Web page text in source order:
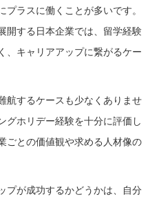
ラスに働くことが多いです。
開する日本企業では、留学経験
、キャリアアップに繋がるケー
航するケースも少なくありませ
グホリデー経験を十分に評価し
ごとの価値観や求める人材像の
プが成功するかどうかは、自分